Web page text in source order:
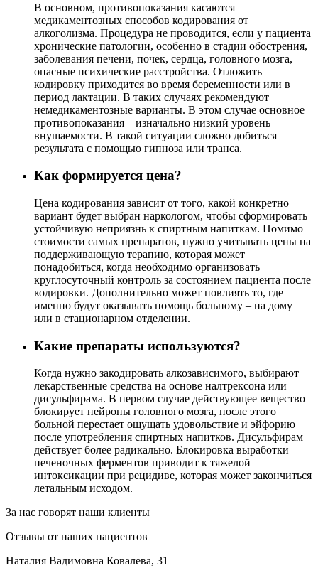
В основном, противопоказания касаются
медикаментозных способов кодирования от
алкоголизма. Процедура не проводится, если у пациента
хронические патологии, особенно в стадии обострения,
заболевания печени, почек, сердца, головного мозга,
опасные психические расстройства. Отложить
кодировку приходится во время беременности или в
период лактации. В таких случаях рекомендуют
немедикаментозные варианты. В этом случае основное
противопоказания – изначально низкий уровень
внушаемости. В такой ситуации сложно добиться
результата с помощью гипноза или транса.
Как формируется цена?
Цена кодирования зависит от того, какой конкретно
вариант будет выбран наркологом, чтобы сформировать
устойчивую неприязнь к спиртным напиткам. Помимо
стоимости самых препаратов, нужно учитывать цены на
поддерживающую терапию, которая может
понадобиться, когда необходимо организовать
круглосуточный контроль за состоянием пациента после
кодировки. Дополнительно может повлиять то, где
именно будут оказывать помощь больному – на дому
или в стационарном отделении.
Какие препараты используются?
Когда нужно закодировать алкозависимого, выбирают
лекарственные средства на основе налтрексона или
дисульфирама. В первом случае действующее вещество
блокирует нейроны головного мозга, после этого
больной перестает ощущать удовольствие и эйфорию
после употребления спиртных напитков. Дисульфирам
действует более радикально. Блокировка выработки
печеночных ферментов приводит к тяжелой
интоксикации при рецидиве, которая может закончиться
летальным исходом.
За нас говорят наши клиенты
Отзывы от наших пациентов
Наталия Вадимовна Ковалева, 31